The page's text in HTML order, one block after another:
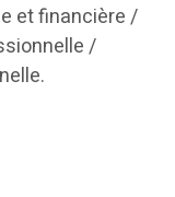
et financière /
/